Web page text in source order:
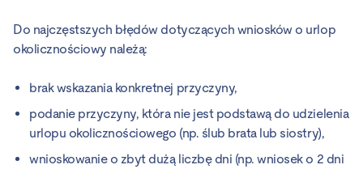
Do najczęstszych błędów dotyczących wniosków o urlop
okolicznościowy należą:
brak wskazania konkretnej przyczyny,
podanie przyczyny, która nie jest podstawą do udzielenia
urlopu okolicznościowego (np. ślub brata lub siostry),
wnioskowanie o zbyt dużą liczbę dni (np. wniosek o 2 dni